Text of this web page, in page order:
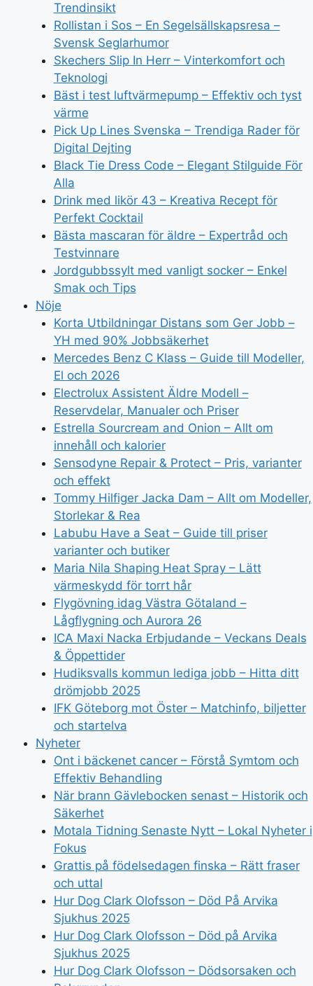
Trendinsikt
Rollistan i Sos – En Segelsällskapsresa –
Svensk Seglarhumor
Skechers Slip In Herr – Vinterkomfort och
Teknologi
Bäst i test luftvärmepump – Effektiv och tyst
värme
Pick Up Lines Svenska – Trendiga Rader för
Digital Dejting
Black Tie Dress Code – Elegant Stilguide För
Alla
Drink med likör 43 – Kreativa Recept för
Perfekt Cocktail
Bästa mascaran för äldre – Expertråd och
Testvinnare
Jordgubbssylt med vanligt socker – Enkel
Smak och Tips
Nöje
Korta Utbildningar Distans som Ger Jobb –
YH med 90% Jobbsäkerhet
Mercedes Benz C Klass – Guide till Modeller,
El och 2026
Electrolux Assistent Äldre Modell –
Reservdelar, Manualer och Priser
Estrella Sourcream and Onion – Allt om
innehåll och kalorier
Sensodyne Repair & Protect – Pris, varianter
och effekt
Tommy Hilfiger Jacka Dam – Allt om Modeller,
Storlekar & Rea
Labubu Have a Seat – Guide till priser
varianter och butiker
Maria Nila Shaping Heat Spray – Lätt
värmeskydd för torrt hår
Flygövning idag Västra Götaland –
Lågflygning och Aurora 26
ICA Maxi Nacka Erbjudande – Veckans Deals
& Öppettider
Hudiksvalls kommun lediga jobb – Hitta ditt
drömjobb 2025
IFK Göteborg mot Öster – Matchinfo, biljetter
och startelva
Nyheter
Ont i bäckenet cancer – Förstå Symtom och
Effektiv Behandling
När brann Gävlebocken senast – Historik och
Säkerhet
Motala Tidning Senaste Nytt – Lokal Nyheter i
Fokus
Grattis på födelsedagen finska – Rätt fraser
och uttal
Hur Dog Clark Olofsson – Död På Arvika
Sjukhus 2025
Hur Dog Clark Olofsson – Död på Arvika
Sjukhus 2025
Hur Dog Clark Olofsson – Dödsorsaken och